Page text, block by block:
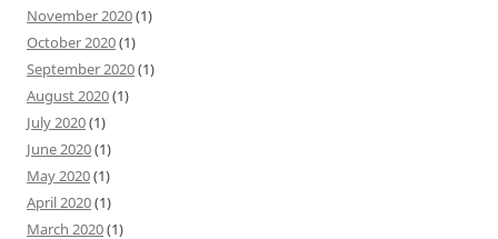
November 2020(1)
October 2020(1)
September 2020(1)
August 2020(1)
July 2020(1)
June 2020(1)
May 2020(1)
April 2020(1)
March 2020(1)